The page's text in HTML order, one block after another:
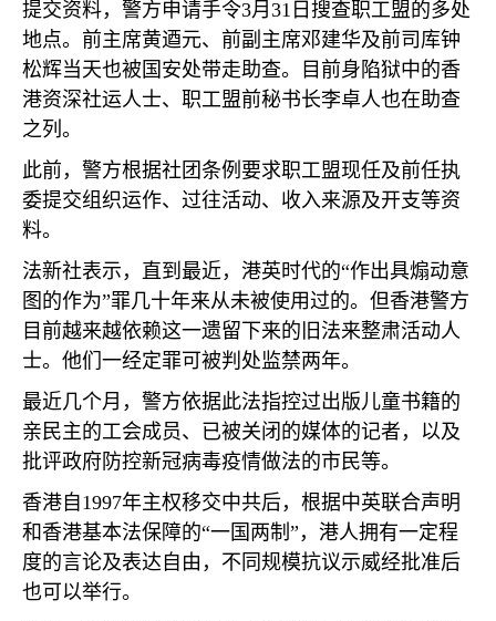
提交资料，警方申请手令3月 31 日搜查职工盟的多处
地点。前主席黄逎元、前副主席邓建华及前司库钟
松辉当天也被国安处带走助查。目前身陷狱中的香
港资深社运人士、职工盟前秘书长李卓人也在助查
之列。
此前，警方根据社团条例要求职工盟现任及前任执
委提交组织运作、过往活动、收入来源及开支等资
料。
法新社表示，直到最近，港英时代的“作出具煽动意
图的作为”罪几十年来从未被使用过的。但香港警方
目前越来越依赖这一遗留下来的旧法来整肃活动人
士。他们一经定罪可被判处监禁两年。
最近几个月，警方依据此法指控过出版儿童书籍的
亲民主的工会成员、已被关闭的媒体的记者，以及
批评政府防控新冠病毒疫情做法的市民等。
香港自 1997年主权移交中共后，根据中英联合声明
和香港基本法保障的“一国两制”，港人拥有一定程
度的言论及表达自由，不同规模抗议示威经批准后
也可以举行。